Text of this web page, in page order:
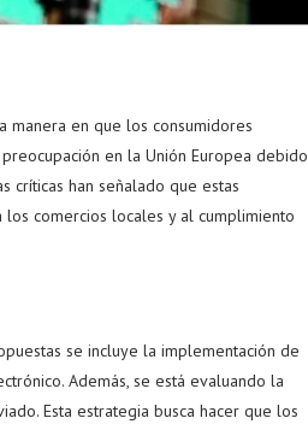
manera en que los consumidores
en la Unión Europea debido
críticas han señalado que estas
comercios locales y al cumplimiento
se incluye la implementación de
Además, se está evaluando la
Esta estrategia busca hacer que los